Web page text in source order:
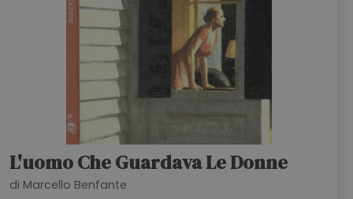
L'uomo Che Guardava Le Donne
di Marcello Benfante